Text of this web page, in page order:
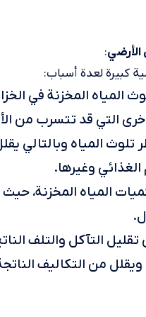
الأرضي:
كبيرة لعدة أسباب:
المخزنة في
التي قد تتسرب من
المياه وبالتالي
وغيرها.
المياه المخزنة،
التآكل والتلف
من التكاليف